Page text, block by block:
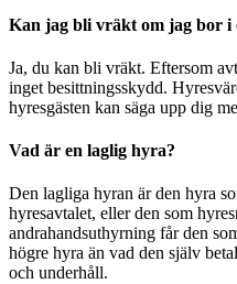
Kan jag bli vräkt om jag bor i
Ja, du kan bli vräkt. Eftersom
inget besittningsskydd.
hyresgästen kan säga upp dig
Vad är en laglig hyra?
Den lagliga hyran är den hyra
hyresavtalet, eller den som
andrahandsuthyrning får den
högre hyra än vad den själv
och underhåll.